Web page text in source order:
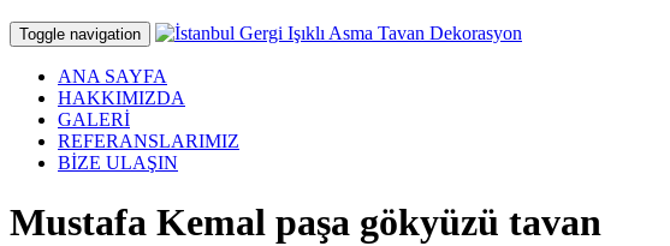
Toggle navigation
ANA SAYFA
HAKKIMIZDA
GALERİ
REFERANSLARIMIZ
BİZE ULAŞIN
Mustafa Kemal paşa gökyüzü tavan